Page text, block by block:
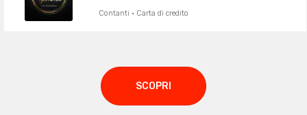
Contanti · Carta di credito
SCOPRI